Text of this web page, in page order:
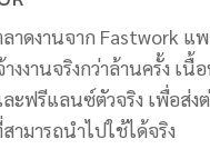
าดงานจาก Fastwork
งงานจริงกว่าล้านครั้ง เ
ฟรีแลนซ์ตัวจริง เพื่อส่ง
มารถนำไปใช้ได้จริง